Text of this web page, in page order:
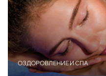
ОЗДОРОВЛЕНИЕ И СПА